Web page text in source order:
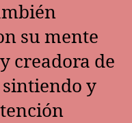
su mente
creadora de
y